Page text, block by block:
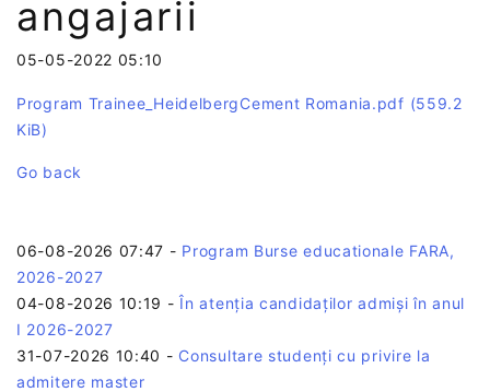
angajarii
05-05-2022 05:10
Program Trainee_HeidelbergCement Romania.pdf (559.2
KiB)
Go back
06-08-2026 07:47 - Program Burse educationale FARA,
2026-2027
04-08-2026 10:19 -În atenția candidaților admiși în anul
I 2026-2027
31-07-2026 10:40 - Consultare studenți cu privire la
admitere master